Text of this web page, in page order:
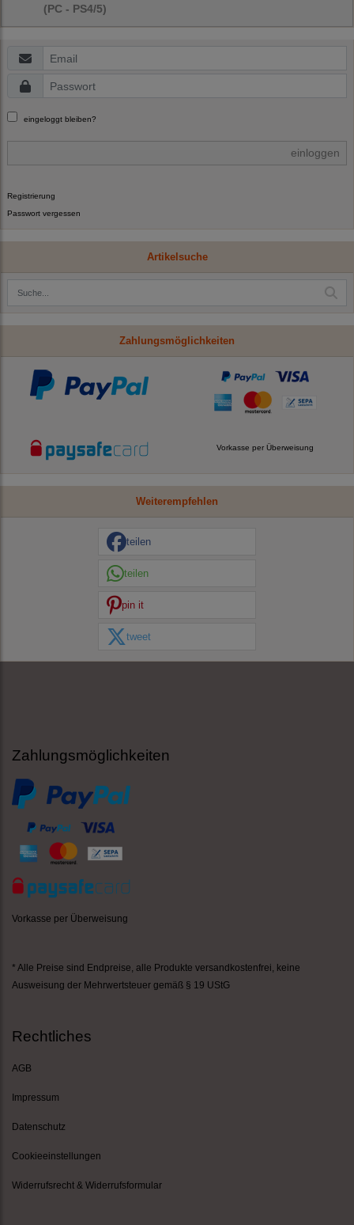
(PC - PS4/5)
eingeloggt bleiben?
einloggen
Registrierung
Passwort vergessen
Artikelsuche
Zahlungsmöglichkeiten
Vorkasse per Überweisung
Weiterempfehlen
teilen
teilen
pin it
tweet
Zahlungsmöglichkeiten
Vorkasse per Überweisung
* Alle Preise sind Endpreise, alle Produkte versandkostenfrei , keine
Ausweisung der Mehrwertsteuer gemäß § 19 UStG
Rechtliches
AGB
Impressum
Datenschutz
Cookieeinstellungen
Widerrufsrecht & Widerrufsformular